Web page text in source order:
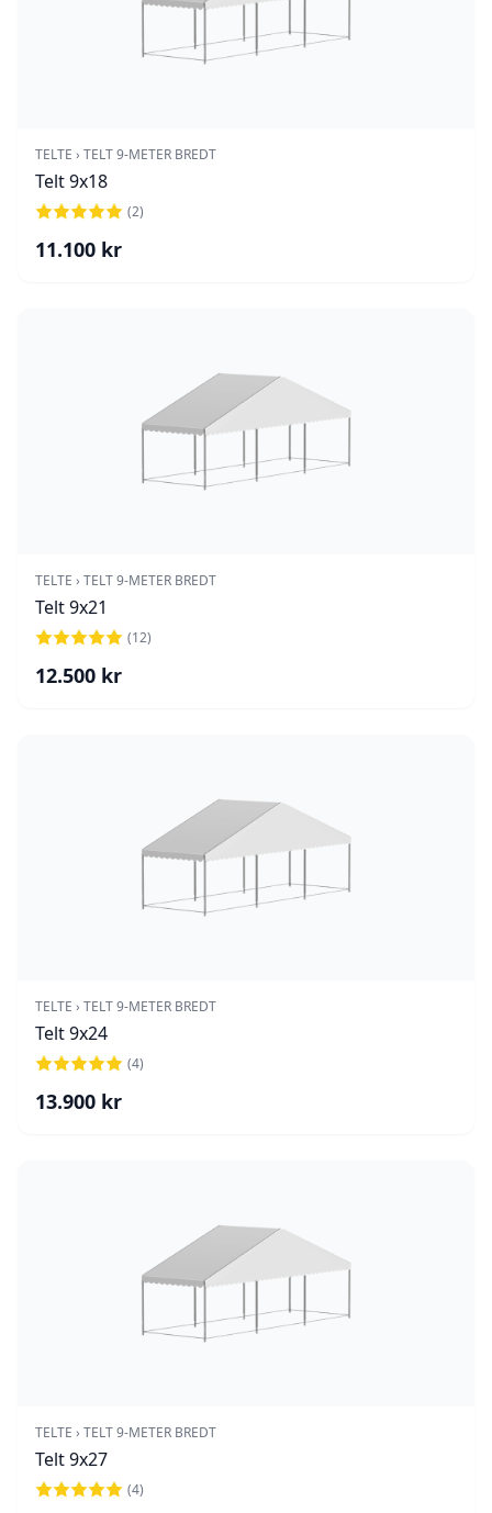
TELTE › TELT 9-METER BREDT
Telt 9x18
(2)
11.100 kr
TELTE › TELT 9-METER BREDT
Telt 9x21
(12)
12.500 kr
TELTE › TELT 9-METER BREDT
Telt 9x24
(4)
13.900 kr
TELTE › TELT 9-METER BREDT
Telt 9x27
(4)